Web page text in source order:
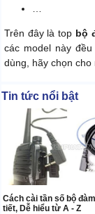
Trên đây là top bộ
các model này
dùng, hãy chọn cho
Tin tức nổi bật
Cách cài tần số bộ
tiết, Dễ hiểu từ A - Z